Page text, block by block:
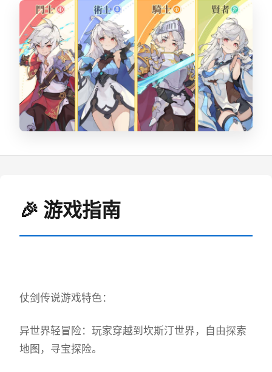
🎉 游戏指南
仗剑传说游戏特色：
异世界轻冒险：玩家穿越到坎斯汀世界，自由探索
地图，寻宝探险。